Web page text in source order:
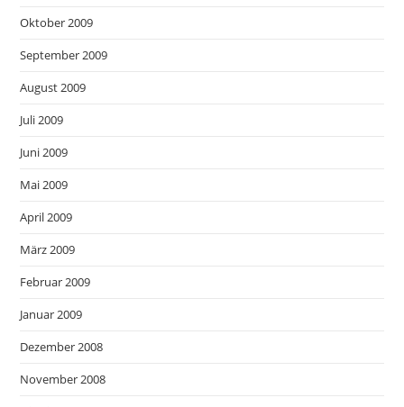
Oktober 2009
September 2009
August 2009
Juli 2009
Juni 2009
Mai 2009
April 2009
März 2009
Februar 2009
Januar 2009
Dezember 2008
November 2008